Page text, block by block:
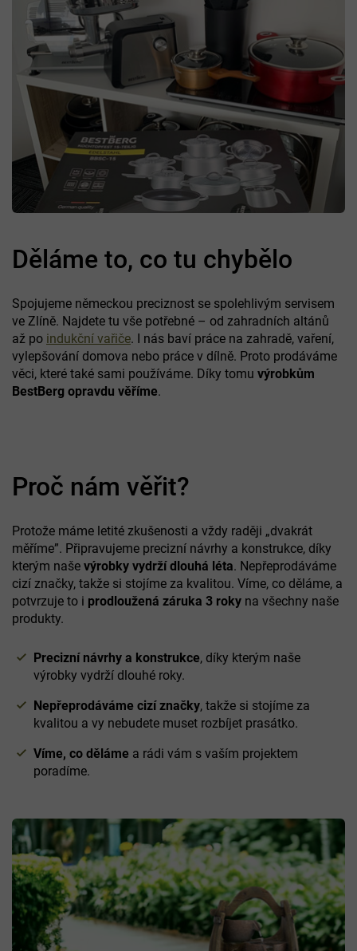
Děláme to, co tu chybělo
Spojujeme německou preciznost se spolehlivým servisem
ve Zlíně. Najdete tu vše potřebné – od zahradních altánů
až po indukční vařiče. I nás baví práce na zahradě, vaření,
vylepšování domova nebo práce v dílně. Proto prodáváme
věci, které také sami používáme. Díky tomu výrobkům
BestBerg opravdu věříme.
Proč nám věřit?
Protože máme letité zkušenosti a vždy raději „dvakrát
měříme”. Připravujeme precizní návrhy a konstrukce, díky
kterým naše výrobky vydrží dlouhá léta. Nepřeprodáváme
cizí značky, takže si stojíme za kvalitou. Víme, co děláme, a
potvrzuje to i prodloužená záruka 3 roky na všechny naše
produkty.
Precizní návrhy a konstrukce, díky kterým naše
výrobky vydrží dlouhé roky.
Nepřeprodáváme cizí značky, takže si stojíme za
kvalitou a vy nebudete muset rozbíjet prasátko.
Víme, co děláme a rádi vám s vaším projektem
poradíme.